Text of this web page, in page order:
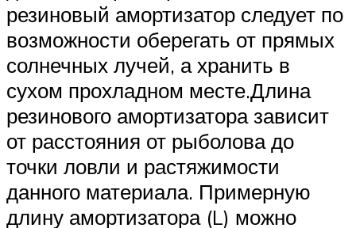
резиновый амортизатор следует по
возможности оберегать от прямых
солнечных лучей, а хранить в
сухом прохладном месте.Длина
резинового амортизатора зависит
от расстояния от рыболова до
точки ловли и растяжимости
данного материала. Примерную
длину амортизатора (L) можно